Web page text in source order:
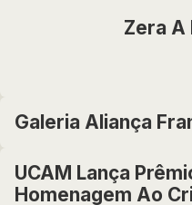
Zera A
Galeria Aliança
UCAM Lança
Homenagem Ao